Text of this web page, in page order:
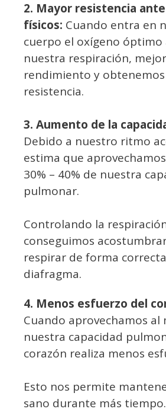
2. Mayor resistencia
físicos: Cuando entra en
cuerpo el oxígeno óptimo
nuestra respiración,
rendimiento y
resistencia.
3. Aumento de la
Debido a nuestro ritmo
estima que
30% – 40% de nuestra
pulmonar.
Controlando la
conseguimos
respirar de forma
diafragma.
4. Menos esfuerzo del
Cuando aprovechamos al
nuestra capacidad
corazón realiza menos
Esto nos permite
sano durante más tiempo.